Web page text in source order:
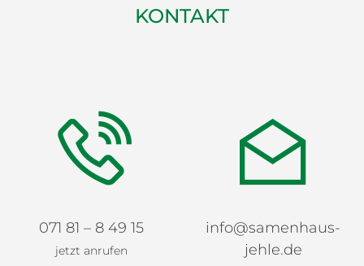
KONTAKT
071 81 – 8 49 15
jetzt anrufen
info@samenhaus-
jehle.de